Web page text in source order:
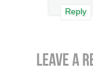
Reply